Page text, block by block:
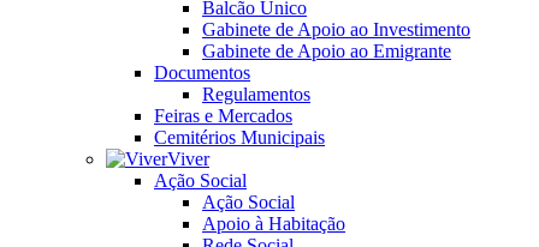
Balcão Único
Gabinete de Apoio ao Investimento
Gabinete de Apoio ao Emigrante
Documentos
Regulamentos
Feiras e Mercados
Cemitérios Municipais
Viver
Ação Social
Ação Social
Apoio à Habitação